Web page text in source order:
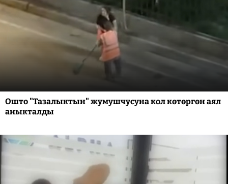
Ошто "Тазалыктын" жумушчусуна кол көтөргөн аял
аныкталды